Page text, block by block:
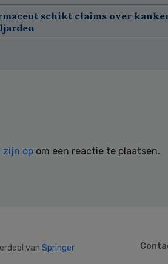
schikt claims over
zijn op om een reactie te plaatsen.
van Springer